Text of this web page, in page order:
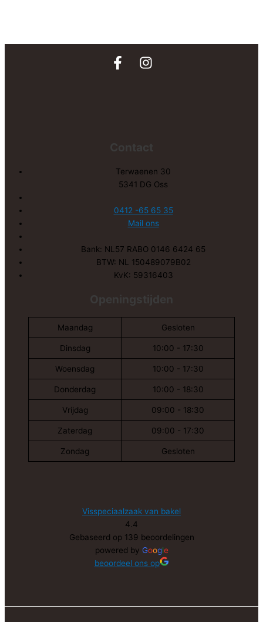
Terwaenen 30
5341 DG Oss
0412 -65 65 35
Mail ons
Bank: NL57 RABO 0146 6424 65
BTW: NL 150489079B02
KvK: 59316403
Maandag Gesloten
Dinsdag 10:00 - 17:30
Woensdag 10:00 - 17:30
Donderdag 10:00 - 18:30
Vrijdag 09:00 - 18:30
Zaterdag 09:00 - 17:30
Zondag Gesloten
Visspeciaalzaak van bakel
4.4
Gebaseerd op 139 beoordelingen
powered by Google
beoordeel ons op